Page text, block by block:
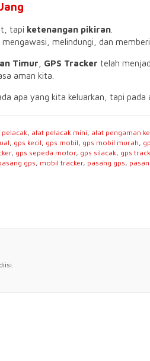
tapi ketenangan pikiran
melindungi, dan memberi
Timur GPS Tracker telah
aman kita.
apa yang kita keluarkan, tapi pada
pelacak, alat pelacak mini, alat pengaman
, gps kecil, gps mobil, gps mobil murah,
, gps sepeda motor, gps silacak, gps
gps, mobil tracker, pasang gps,